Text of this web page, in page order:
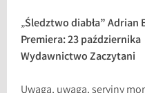
„Śledztwo diabła” Adrian
Premiera: 23 października
Wydawnictwo Zaczytani